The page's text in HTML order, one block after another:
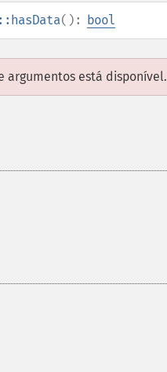
(): bool
argumentos está disponível.